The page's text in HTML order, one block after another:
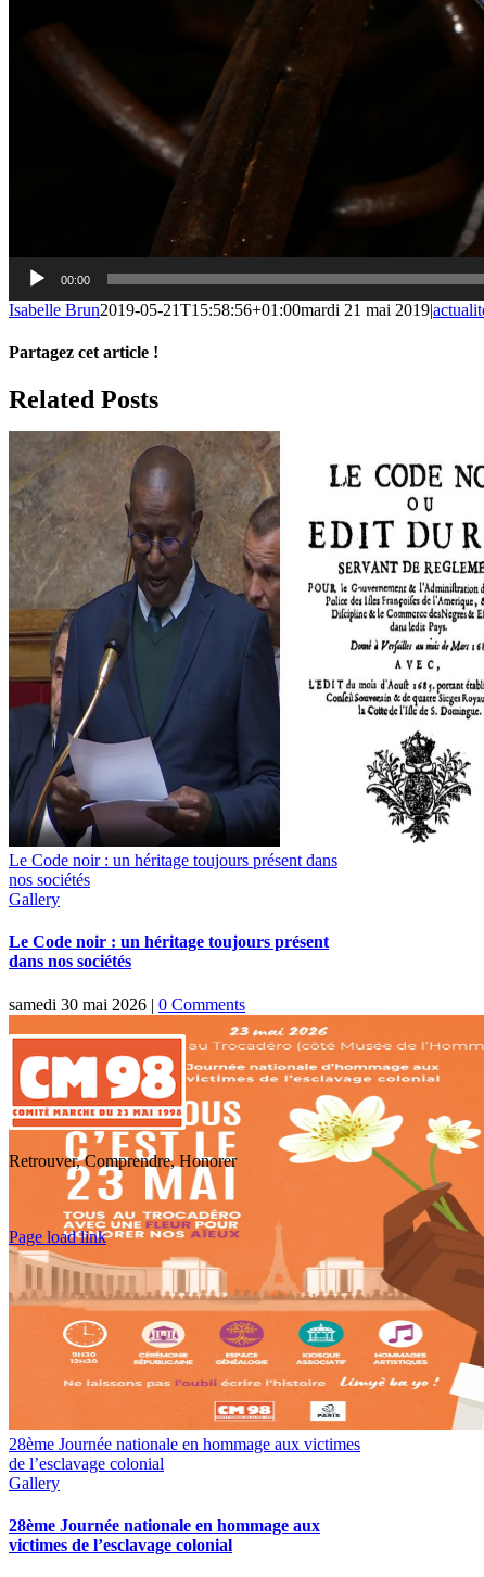
00:00
Isabelle Brun2019-05-21T15:58:56+01:00mardi 21 mai 2019|
Partagez cet article !
Facebook
X
Reddit
LinkedIn
WhatsApp
Telegram
Tumblr
Pinterest
Vk
Xing
Email
Related Posts
Le Code noir : un héritage toujours présent dans
nos sociétés
Gallery
Le Code noir : un héritage toujours présent
dans nos sociétés
samedi 30 mai 2026 | 0 Comments
28ème Journée nationale en hommage aux victimes
de l’esclavage colonial
Gallery
28ème Journée nationale en hommage aux
victimes de l’esclavage colonial
Retrouver, Comprendre, Honorer
Toggle
Sliding
Area
Page load link
Go
Top